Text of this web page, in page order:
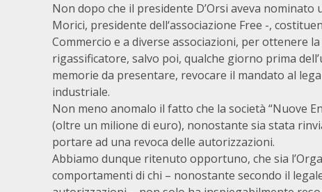
Non dopo che il presidente D’Orsi aveva nominato
Morici, presidente dell‘associazione Free -,
Commercio e a diverse associazioni, per ottenere
rigassificatore, salvo poi, qualche giorno prima
memorie da presentare, revocare il mandato al
industriale.
Non meno anomalo il fatto che la società “Nuove
(oltre un milione di euro), nonostante sia stata
portare ad una revoca delle autorizzazioni.
Abbiamo dunque ritenuto opportuno, che sia
comportamenti di chi – nonostante secondo il